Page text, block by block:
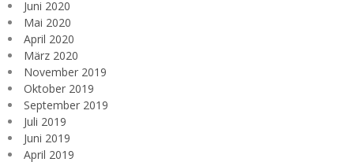
Juni 2020
Mai 2020
April 2020
März 2020
November 2019
Oktober 2019
September 2019
Juli 2019
Juni 2019
April 2019